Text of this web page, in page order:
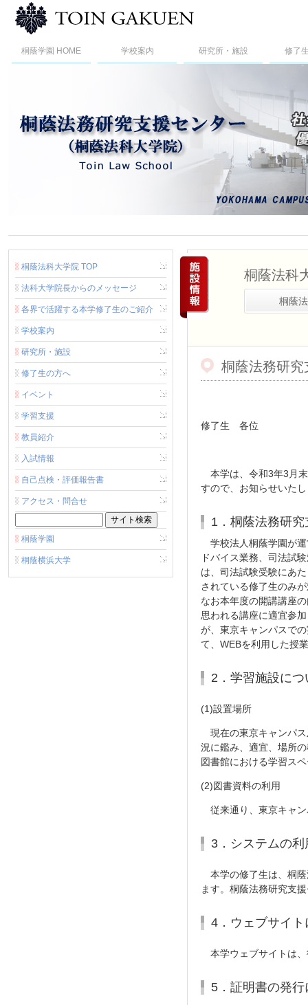
桐蔭学園 HOME 学校案内 研究所・施設 修了
桐蔭法科
桐蔭
桐蔭法務研
修了生 各位
本学は、令和3年3月
すので、お知らせいた
1．桐蔭法務研
学校法人桐蔭学園が運
ドバイス業務、司法試
は、司法試験受験にあ
されている修了生のみ
なお本年度の開講講座
思われる講座に適宜参
が、東京キャンパスで
て、WEBを利用した授
2．学習施設につ
(1)設置場所
現在の東京キャンパス
況に鑑み、適宜、場所
図書館における学習ス
(2)図書資料の利用
従来通り、東京キャン
3．システムの
本学の修了生は、桐蔭
ます。桐蔭法務研究支
4．ウェブサイト
本学ウェブサイトは、
5．証明書の発
桐蔭法科大学院 TOP
法科大学院長からのメッセージ
各界で活躍する本学修了生のご紹介
学校案内
研究所・施設
修了生の方へ
イベント
学習支援
教員紹介
入試情報
自己点検・評価報告書
アクセス・問合せ
桐蔭学園
桐蔭横浜大学